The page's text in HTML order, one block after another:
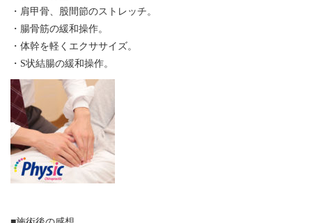
・肩甲骨、股間節のストレッチ。
・腸骨筋の緩和操作。
・体幹を軽くエクササイズ。
・S状結腸の緩和操作。